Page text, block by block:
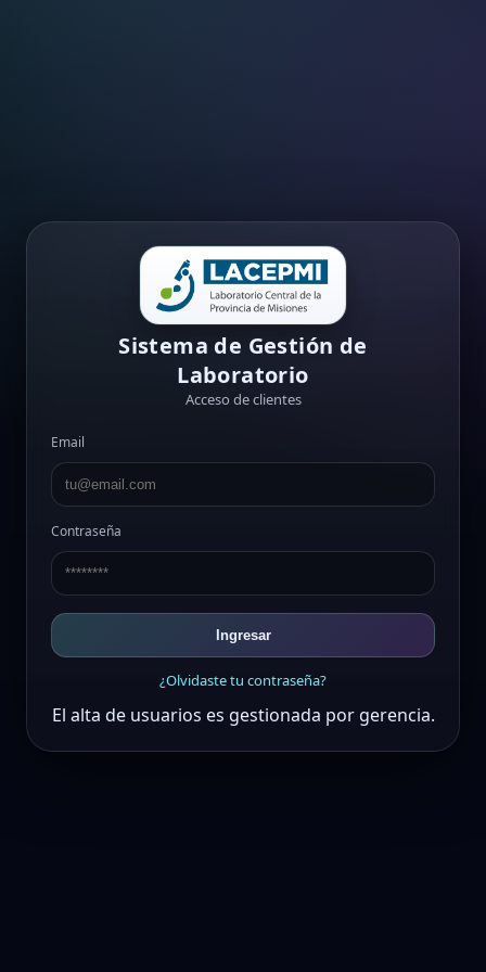
Sistema de Gestión de
Laboratorio
Acceso de clientes
Email
Contraseña
Ingresar
¿Olvidaste tu contraseña?
El alta de usuarios es gestionada por gerencia.